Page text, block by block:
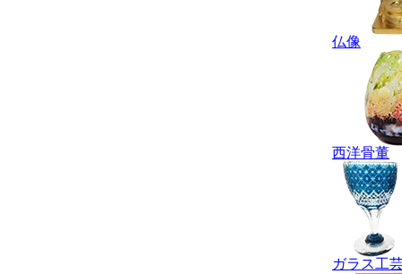
仏像
西洋骨董
ガラス工